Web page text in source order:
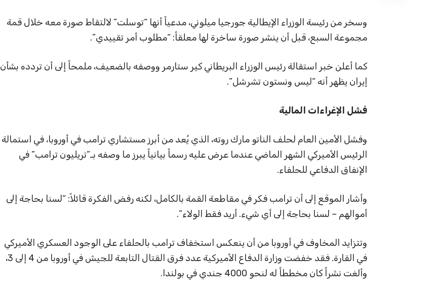
وسخر من رئيسة الوزراء الإيطالية جورجيا ميلوني، مدعياً أنها “توسلت” لالتقاط صورة معه خلال قمة
مجموعة السبع، قبل أن ينشر صورة ساخرة لها معلقاً: “مطلوب أمر تقييدي”.
كما أعلن خبر استقالة رئيس الوزراء البريطاني كير ستارمر ووصفه بالضعيف، ملمحاً إلى أن تردده بشأن
إيران يظهر أنه “ليس ونستون تشرشل”.
فشل الإغراءات المالية
وفشل الأمين العام لحلف الناتو مارك روته، الذي يُعد من أبرز مستشاري ترامب في أوروبا، في استمالة
الرئيس الأميركي الشهر الماضي عندما عرض عليه رسماً بيانياً يبرز ما وصفه بـ”تريليون ترامب” في
الإنفاق الدفاعي للحلفاء.
وأشار الموقع إلى أن ترامب فكر في مقاطعة القمة بالكامل، لكنه رفض الفكرة قائلاً: “لسنا بحاجة إلى
أموالهم – لسنا بحاجة إلى أي شيء. أريد فقط الولاء”.
وتتزايد المخاوف في أوروبا من أن ينعكس استخفاف ترامب بالحلفاء على الوجود العسكري الأميركي
في القارة. فقد خفضت وزارة الدفاع الأميركية عدد فرق القتال التابعة للجيش في أوروبا من 4 إلى 3،
وألغت نشراً كان مخططاً له لنحو 4000 جندي في بولندا.